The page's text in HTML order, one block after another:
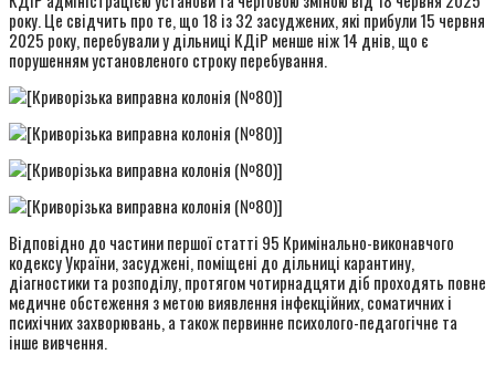
року. Це свідчить про те, що 18 із 32 засуджених, які прибули 15 червня
2025 року, перебували у дільниці КДіР менше ніж 14 днів, що є
порушенням установленого строку перебування.
Відповідно до частини першої статті 95 Кримінально-виконавчого
кодексу України, засуджені, поміщені до дільниці карантину,
діагностики та розподілу, протягом чотирнадцяти діб проходять повне
медичне обстеження з метою виявлення інфекційних, соматичних і
психічних захворювань, а також первинне психолого-педагогічне та
інше вивчення.